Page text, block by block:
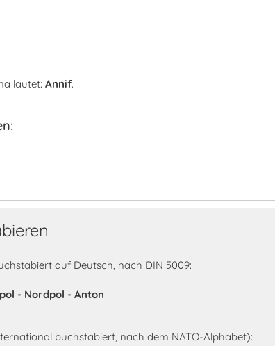
lautet: Annif.
auf Deutsch, nach DIN 5009:
- Nordpol - Anton
buchstabiert, nach dem NATO-Alphabet):